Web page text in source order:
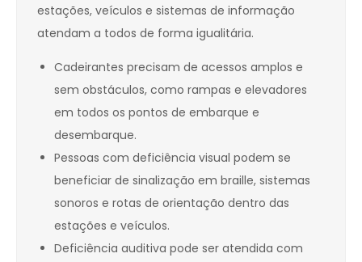
estações, veículos e sistemas de informação
atendam a todos de forma igualitária.
Cadeirantes precisam de acessos amplos e
sem obstáculos, como rampas e elevadores
em todos os pontos de embarque e
desembarque.
Pessoas com deficiência visual podem se
beneficiar de sinalização em braille, sistemas
sonoros e rotas de orientação dentro das
estações e veículos.
Deficiência auditiva pode ser atendida com